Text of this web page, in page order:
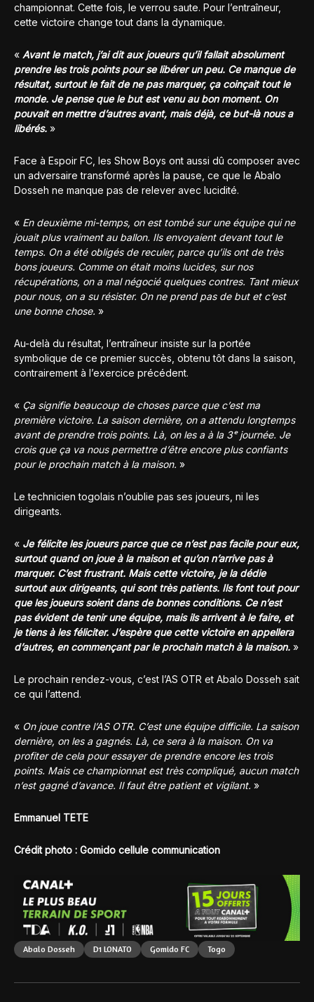
championnat. Cette fois, le verrou saute. Pour l’entraîneur,
cette victoire change tout dans la dynamique.
« Avant le match, j’ai dit aux joueurs qu’il fallait absolument
prendre les trois points pour se libérer un peu. Ce manque de
résultat, surtout le fait de ne pas marquer, ça coinçait tout le
monde. Je pense que le but est venu au bon moment. On
pouvait en mettre d’autres avant, mais déjà, ce but-là nous a
libérés. »
Face à Espoir FC, les Show Boys ont aussi dû composer avec
un adversaire transformé après la pause, ce que le Abalo
Dosseh ne manque pas de relever avec lucidité.
« En deuxième mi-temps, on est tombé sur une équipe qui ne
jouait plus vraiment au ballon. Ils envoyaient devant tout le
temps. On a été obligés de reculer, parce qu’ils ont de très
bons joueurs. Comme on était moins lucides, sur nos
récupérations, on a mal négocié quelques contres. Tant mieux
pour nous, on a su résister. On ne prend pas de but et c’est
une bonne chose. »
Au-delà du résultat, l’entraîneur insiste sur la portée
symbolique de ce premier succès, obtenu tôt dans la saison,
contrairement à l’exercice précédent.
« Ça signifie beaucoup de choses parce que c’est ma
première victoire. La saison dernière, on a attendu longtemps
avant de prendre trois points. Là, on les a à la 3ᵉ journée. Je
crois que ça va nous permettre d’être encore plus confiants
pour le prochain match à la maison. »
Le technicien togolais n’oublie pas ses joueurs, ni les
dirigeants.
« Je félicite les joueurs parce que ce n’est pas facile pour eux,
surtout quand on joue à la maison et qu’on n’arrive pas à
marquer. C’est frustrant. Mais cette victoire, je la dédie
surtout aux dirigeants, qui sont très patients. Ils font tout pour
que les joueurs soient dans de bonnes conditions. Ce n’est
pas évident de tenir une équipe, mais ils arrivent à le faire, et
je tiens à les féliciter. J’espère que cette victoire en appellera
d’autres, en commençant par le prochain match à la maison. »
Le prochain rendez-vous, c’est l’AS OTR et Abalo Dosseh sait
ce qui l’attend.
« On joue contre l’AS OTR. C’est une équipe difficile. La saison
dernière, on les a gagnés. Là, ce sera à la maison. On va
profiter de cela pour essayer de prendre encore les trois
points. Mais ce championnat est très compliqué, aucun match
n’est gagné d’avance. Il faut être patient et vigilant. »
Emmanuel TETE
Crédit photo : Gomido cellule communication
Abalo Dosseh D1 LONATO Gomido FC Togo